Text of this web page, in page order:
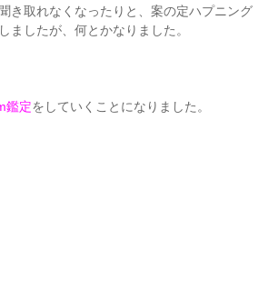
き取れなくなったりと、案の定ハプニング
ましたが、何とかなりました。
鑑定をしていくことになりました。